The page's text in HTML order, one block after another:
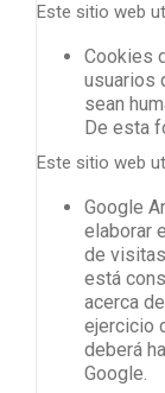
Este sitio web
Cookies
usuarios
sean
De esta
Este sitio web
Google
elaborar
de
está
acerca
ejercicio
deberá
Google.